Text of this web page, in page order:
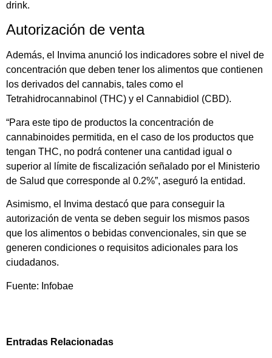
drink.
Autorización de venta
Además, el Invima anunció los indicadores sobre el nivel de
concentración que deben tener los alimentos que contienen
los derivados del cannabis, tales como el
Tetrahidrocannabinol (THC) y el Cannabidiol (CBD).
“Para este tipo de productos la concentración de
cannabinoides permitida, en el caso de los productos que
tengan THC, no podrá contener una cantidad igual o
superior al límite de fiscalización señalado por el Ministerio
de Salud que corresponde al 0.2%”, aseguró la entidad.
Asimismo, el Invima destacó que para conseguir la
autorización de venta se deben seguir los mismos pasos
que los alimentos o bebidas convencionales, sin que se
generen condiciones o requisitos adicionales para los
ciudadanos.
Fuente: Infobae
Entradas Relacionadas